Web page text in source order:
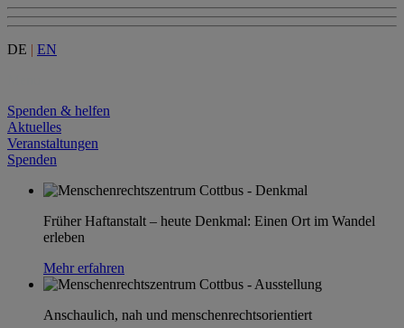
DE | EN
Spenden & helfen
Aktuelles
Veranstaltungen
Spenden
Früher Haftanstalt – heute Denkmal: Einen Ort im Wandel
erleben
Mehr erfahren
Anschaulich, nah und menschenrechtsorientiert